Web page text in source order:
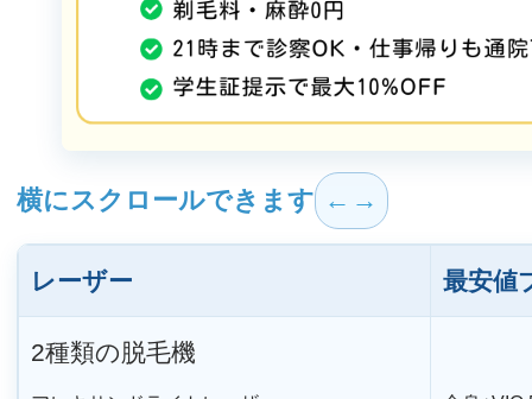
横にスクロールできます
レーザー 最安値
2種類の脱毛機